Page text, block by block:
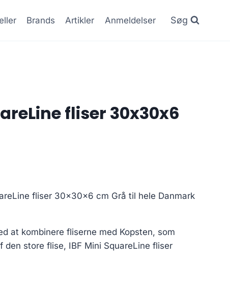
Brands Artikler Anmeldelser Søg
fliser 30x30x6
fliser 30x30x6 cm Grå til hele Danmark
at kombinere fliserne med Kopsten, som
den store flise, IBF Mini SquareLine fliser